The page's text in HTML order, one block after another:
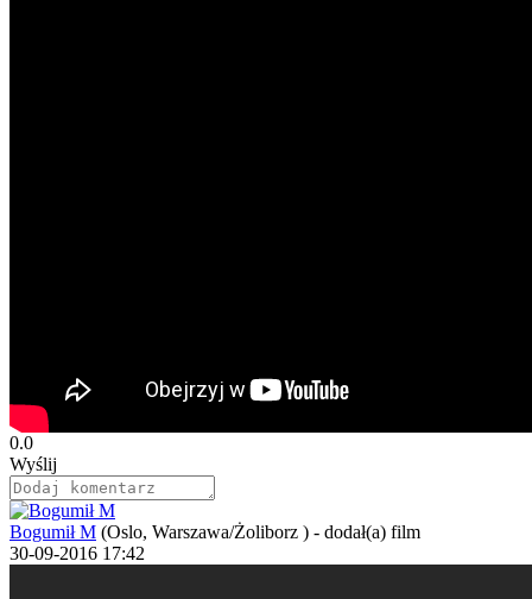
0.0
Wyślij
Bogumił M (Oslo, Warszawa/Żoliborz ) - dodał(a) film
30-09-2016 17:42